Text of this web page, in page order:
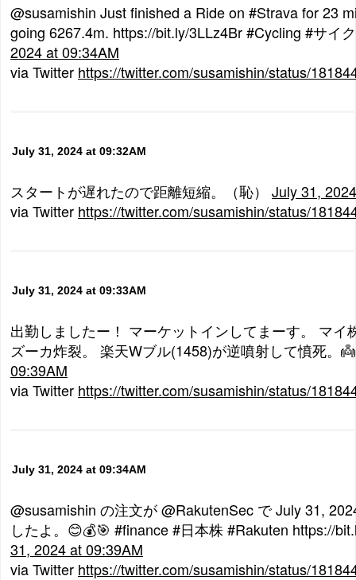
@susamishin Just finished a Ride on #Strava for 23
going 6267.4m. https://bit.ly/3LLz4Br #Cycling #サイ
2024 at 09:34AM
via Twitter https://twitter.com/susamishin/status/
July 31, 2024 at 09:32AM
スタートが遅れたので距離短縮。（恥） July 31,
via Twitter https://twitter.com/susamishin/status/
July 31, 2024 at 09:33AM
出勤しましたー！ マーケットインしてまーす。 マイ
ズーカ炸裂。 楽天Wブル(1458)が逆噴射して憤死。
09:39AM
via Twitter https://twitter.com/susamishin/status/
July 31, 2024 at 09:34AM
@susamishin の注文が @RakutenSec で July 31,
したよ。😊💰🎯 #finance #日本株 #Rakuten https://
31, 2024 at 09:39AM
via Twitter https://twitter.com/susamishin/status/